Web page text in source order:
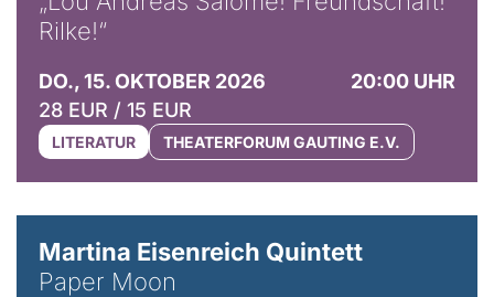
Rilke!“
DO., 15. OKTOBER 2026
20:00 UHR
28 EUR / 15 EUR
LITERATUR THEATERFORUM GAUTING E.V.
Martina Eisenreich Quintett
Paper Moon